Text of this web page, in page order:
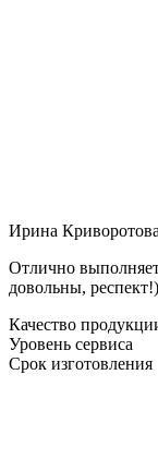
Ирина Криворотова
Отлично
довольны, респект!)
Качество
Уровень сервиса
Срок изготовления